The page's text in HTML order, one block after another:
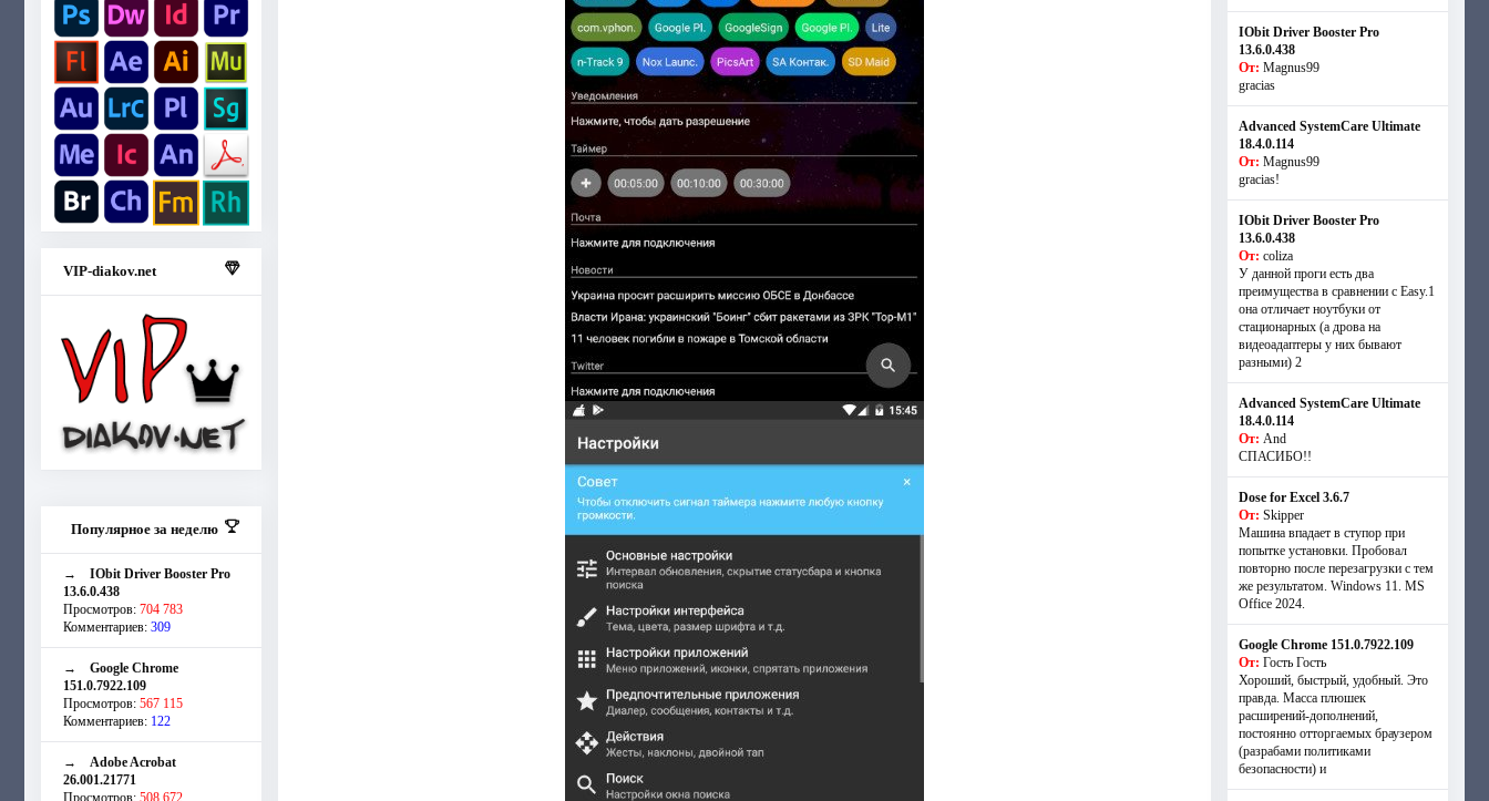
VIP-diakov.net
Популярное за неделю
→ IObit Driver Booster Pro
13.6.0.438
Просмотров: 704 783
Комментариев: 309
→ Google Chrome
151.0.7922.109
Просмотров: 567 115
Комментариев: 122
→ Adobe Acrobat
26.001.21771
Просмотров: 508 672
IObit Driver Booster Pro
13.6.0.438
От: Magnus99
gracias
Advanced SystemCare Ultimate
18.4.0.114
От: Magnus99
gracias!
IObit Driver Booster Pro
13.6.0.438
От: coliza
У данной проги есть два
преимущества в сравнении с Easy.1
она отличает ноутбуки от
стационарных (а дрова на
видеоадаптеры у них бывают
разными) 2
Advanced SystemCare Ultimate
18.4.0.114
От: And
СПАСИБО!!
Dose for Excel 3.6.7
От: Skipper
Машина впадает в ступор при
попытке установки. Пробовал
повторно после перезагрузки с тем
же результатом. Windows 11. MS
Offiсe 2024.
Google Chrome 151.0.7922.109
От: Гость Гость
Хороший, быстрый, удобный. Это
правда. Масса плюшек
расширений-дополнений,
постоянно отторгаемых браузером
(разрабами политиками
безопасности) и